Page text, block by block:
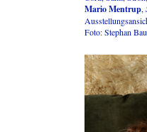
Mario Mentrup,
Foto: Stephan